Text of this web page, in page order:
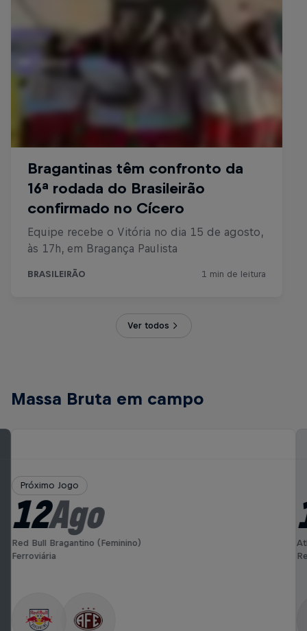
Ver todos
Massa Bruta em campo
Próximo Jogo
12Ago
Red Bull Bragantino (Feminino)
Ferroviária